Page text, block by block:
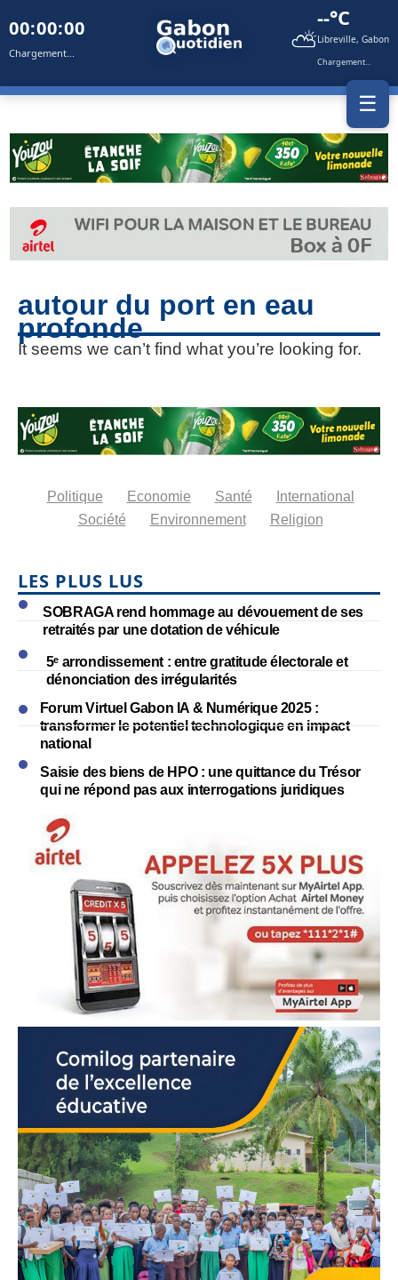
00:00:00
Chargement... ⛅
--°C
Libreville, Gabon
Chargement...
☰
autour du port en eau
profonde
It seems we can’t find what you’re looking for.
Politique Economie Santé
International
Société
Environnement Religion
LES PLUS LUS
SOBRAGA rend hommage au dévouement de ses
retraités par une dotation de véhicule
5ᵉ arrondissement : entre gratitude électorale et
dénonciation des irrégularités
Forum Virtuel Gabon IA & Numérique 2025 :
transformer le potentiel technologique en impact
national
Saisie des biens de HPO : une quittance du Trésor
qui ne répond pas aux interrogations juridiques